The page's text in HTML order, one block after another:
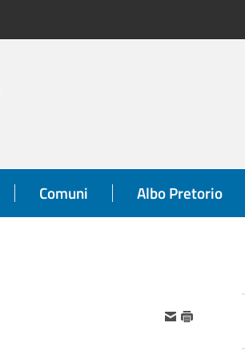
Comuni Albo Pretorio